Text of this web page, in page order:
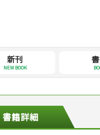
新刊
NEW BOOK
書籍詳細